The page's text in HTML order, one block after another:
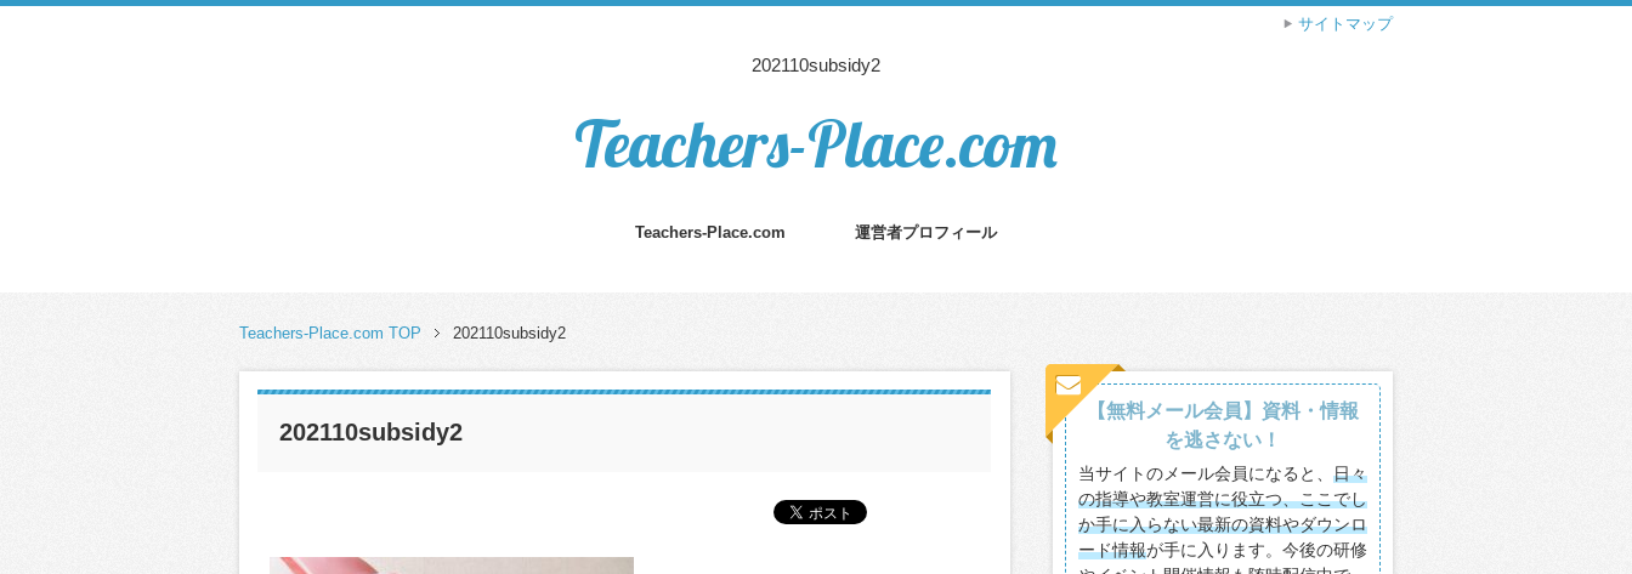
202110subsidy2
Teachers-Place.com
Teachers-Place.com 運営者プロフィール
Teachers-Place.com TOP 202110subsidy2
202110subsidy2
【無料メール会員】資料・情報
を逃さない！
当サイトのメール会員になると、 日々
の指導や教室運営に役立つ、ここでし
か手に入らない最新の資料やダウンロ
ード情報が手に入ります。今後の研修
サイトマップ